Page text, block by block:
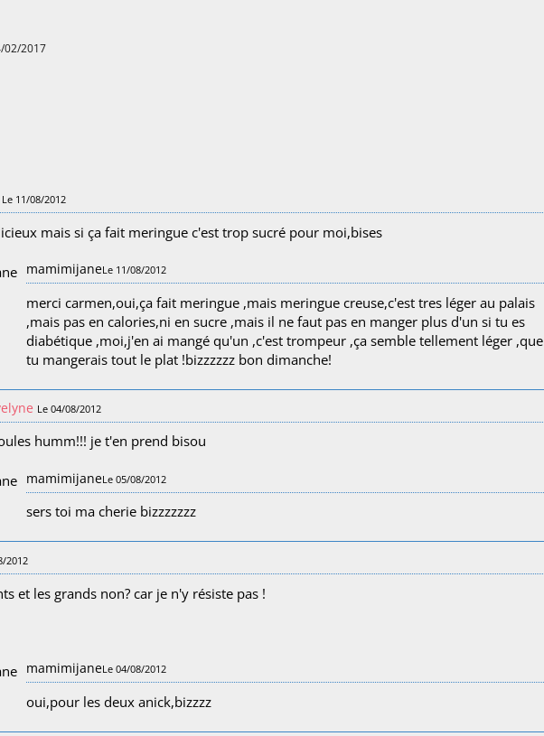
02/2017
Le 11/08/2012
mais si ça fait meringue c'est trop sucré pour moi,bises
mamimijaneLe 11/08/2012
merci carmen,oui,ça fait meringue ,mais meringue creuse,c'est tres léger au palais
,mais pas en calories,ni en sucre ,mais il ne faut pas en manger plus d'un si tu es
diabétique ,moi,j'en ai mangé qu'un ,c'est trompeur ,ça semble tellement léger ,que
tu mangerais tout le plat !bizzzzzz bon dimanche!
Le 04/08/2012
humm!!! je t'en prend bisou
mamimijaneLe 05/08/2012
sers toi ma cherie bizzzzzzz
2012
et les grands non? car je n'y résiste pas !
mamimijaneLe 04/08/2012
oui,pour les deux anick,bizzzz